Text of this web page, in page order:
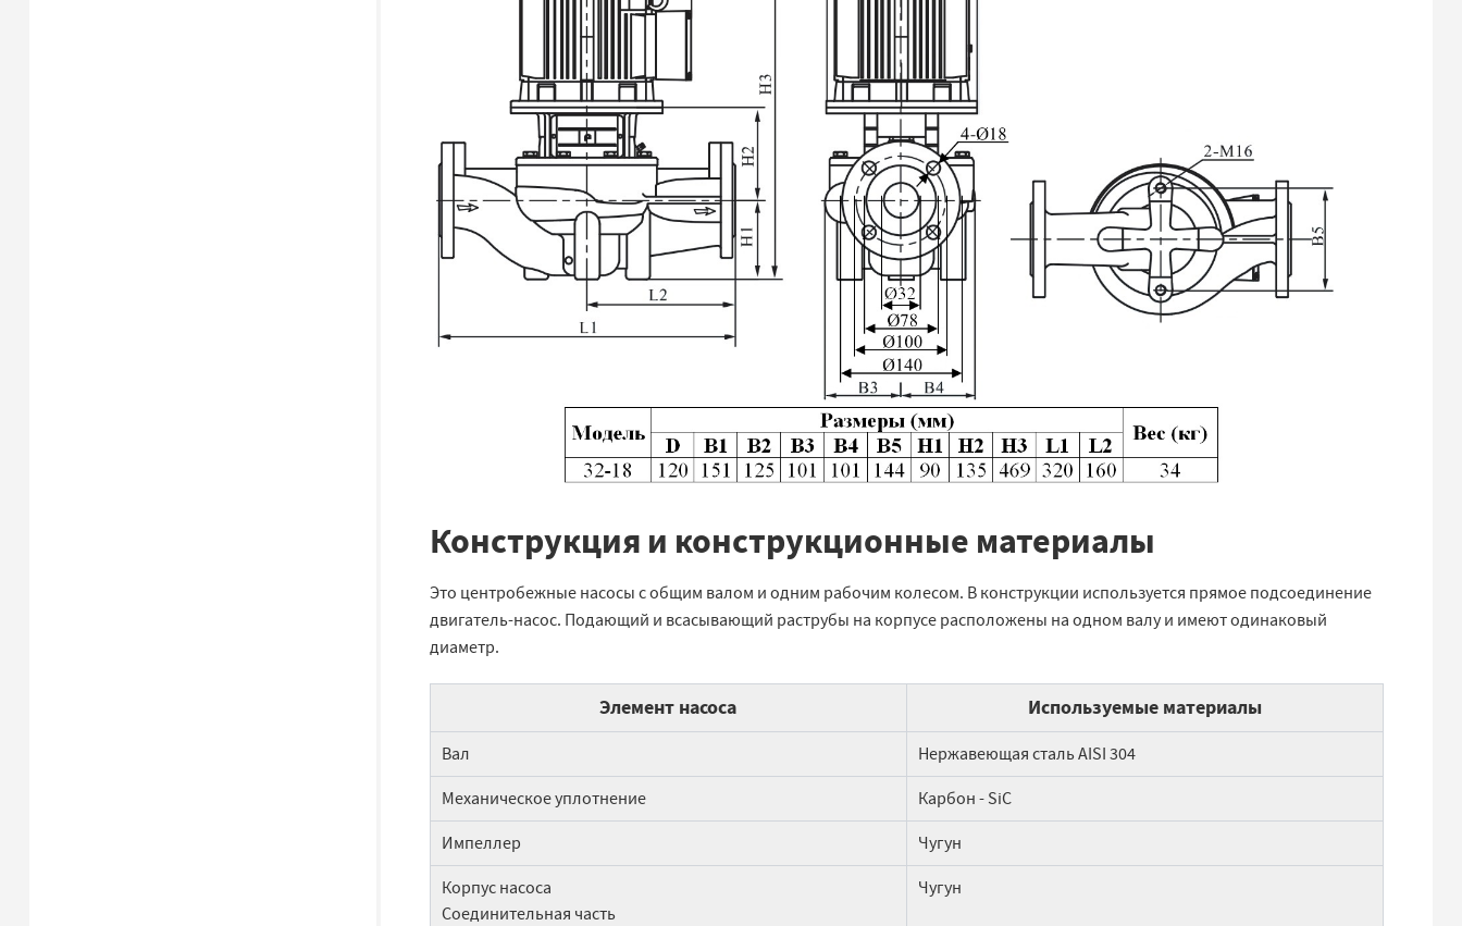
Конструкция и конструкционные материалы
Это центробежные насосы с общим валом и одним рабочим колесом. В конструкции используется прямое подсоединение
двигатель-насос. Подающий и всасывающий раструбы на корпусе расположены на одном валу и имеют одинаковый
диаметр.
Элемент насоса Используемые материалы
Вал Нержавеющая сталь AISI 304
Механическое уплотнение Карбон - SiC
Импеллер Чугун
Корпус насоса
Соединительная часть
Чугун